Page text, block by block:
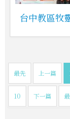
台中教區牧
最先 上一篇
10 下一篇